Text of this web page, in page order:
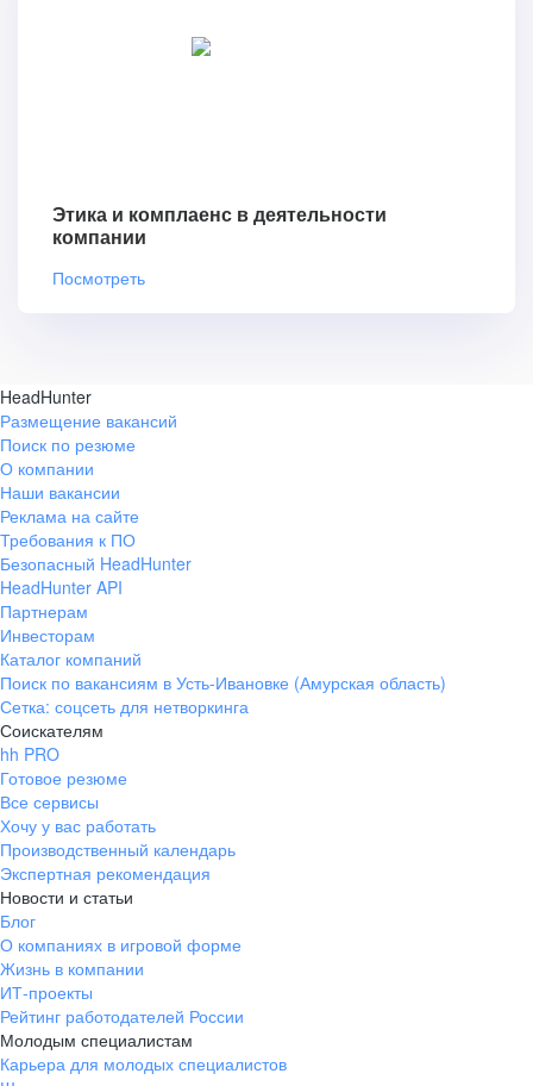
Этика и комплаенс в деятельности
компании
Посмотреть
HeadHunter
Размещение вакансий
Поиск по резюме
О компании
Наши вакансии
Реклама на сайте
Требования к ПО
Безопасный HeadHunter
HeadHunter API
Партнерам
Инвесторам
Каталог компаний
Поиск по вакансиям в Усть-Ивановке (Амурская область)
Сетка: соцсеть для нетворкинга
Соискателям
hh PRO
Готовое резюме
Все сервисы
Хочу у вас работать
Производственный календарь
Экспертная рекомендация
Новости и статьи
Блог
О компаниях в игровой форме
Жизнь в компании
ИТ-проекты
Рейтинг работодателей России
Молодым специалистам
Карьера для молодых специалистов